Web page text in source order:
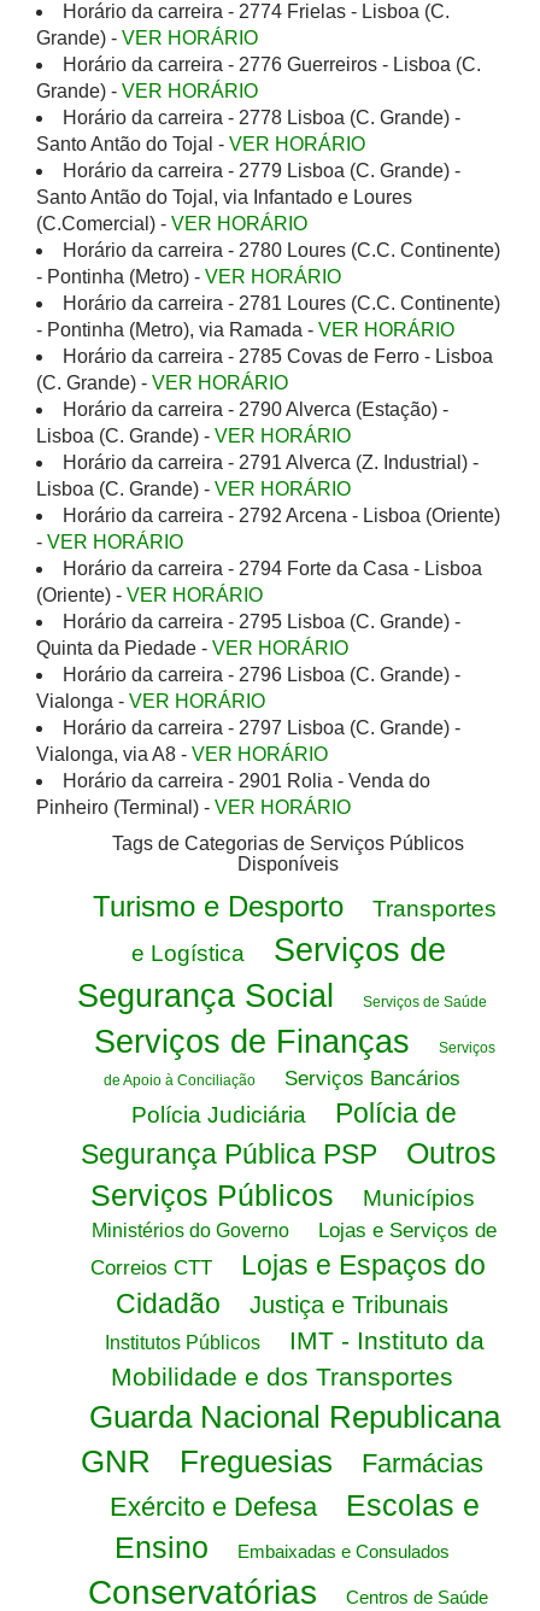
Horário da carreira - 2774 Frielas - Lisboa (C.
Grande) - VER HORÁRIO
Horário da carreira - 2776 Guerreiros - Lisboa (C.
Grande) - VER HORÁRIO
Horário da carreira - 2778 Lisboa (C. Grande) -
Santo Antão do Tojal - VER HORÁRIO
Horário da carreira - 2779 Lisboa (C. Grande) -
Santo Antão do Tojal, via Infantado e Loures
(C.Comercial) - VER HORÁRIO
Horário da carreira - 2780 Loures (C.C. Continente)
- Pontinha (Metro) - VER HORÁRIO
Horário da carreira - 2781 Loures (C.C. Continente)
- Pontinha (Metro), via Ramada - VER HORÁRIO
Horário da carreira - 2785 Covas de Ferro - Lisboa
(C. Grande) - VER HORÁRIO
Horário da carreira - 2790 Alverca (Estação) -
Lisboa (C. Grande) - VER HORÁRIO
Horário da carreira - 2791 Alverca (Z. Industrial) -
Lisboa (C. Grande) - VER HORÁRIO
Horário da carreira - 2792 Arcena - Lisboa (Oriente)
- VER HORÁRIO
Horário da carreira - 2794 Forte da Casa - Lisboa
(Oriente) - VER HORÁRIO
Horário da carreira - 2795 Lisboa (C. Grande) -
Quinta da Piedade - VER HORÁRIO
Horário da carreira - 2796 Lisboa (C. Grande) -
Vialonga - VER HORÁRIO
Horário da carreira - 2797 Lisboa (C. Grande) -
Vialonga, via A8 - VER HORÁRIO
Horário da carreira - 2901 Rolia - Venda do
Pinheiro (Terminal) - VER HORÁRIO
Tags de Categorias de Serviços Públicos
Disponíveis
Turismo e Desporto
Transportes
e Logística
Serviços de
Segurança Social
Serviços de Saúde
Serviços de Finanças
Serviços
de Apoio à Conciliação
Serviços Bancários
Polícia Judiciária
Polícia de
Segurança Pública PSP
Outros
Serviços Públicos
Municípios
Ministérios do Governo
Lojas e Serviços de
Correios CTT
Lojas e Espaços do
Cidadão
Justiça e Tribunais
Institutos Públicos
IMT - Instituto da
Mobilidade e dos Transportes
Guarda Nacional Republicana
GNR
Freguesias
Farmácias
Exército e Defesa
Escolas e
Ensino
Embaixadas e Consulados
Conservatórias Centros de Saúde